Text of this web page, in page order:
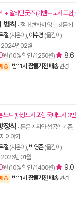
+ 알라딘 굿즈 (이벤트 도서 포함
법칙 - 절대 변하지 않는 것들에
절(지은이), 이수경 (옮긴이)
2024년 02월
원 (10% 할인 / 1,250원) 8.6
송 밤 11시 잠들기전 배송 변경
노트 (대상도서 포함 국내도서 3
정식 - 돈을 지위와 성공의 기준,
이야기
절(지은이), 박영준(옮긴이)
2026년 01월
원 (10% 할인 / 1,400원) 9.0
송 밤 11시 잠들기전 배송 변경